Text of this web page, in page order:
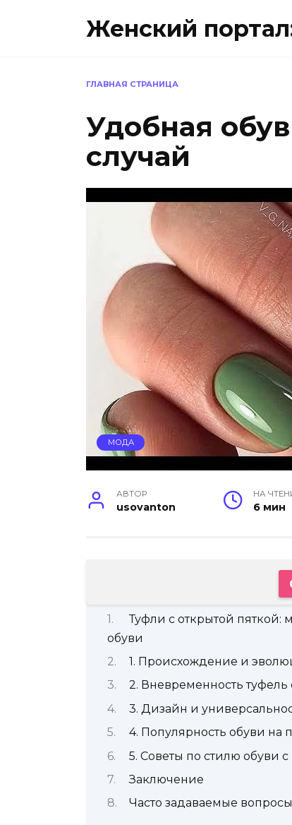
Женский
ГЛАВНАЯ СТРАНИЦА
Удобная
случай
МОДА
АВТОР
usovanton
НА
6 мин
Туфли с открытой
обуви
1. Происхождение и
2. Вневременность туфель
3. Дизайн и
4. Популярность обуви на
5. Советы по стилю обуви с
Заключение
Часто задаваемые